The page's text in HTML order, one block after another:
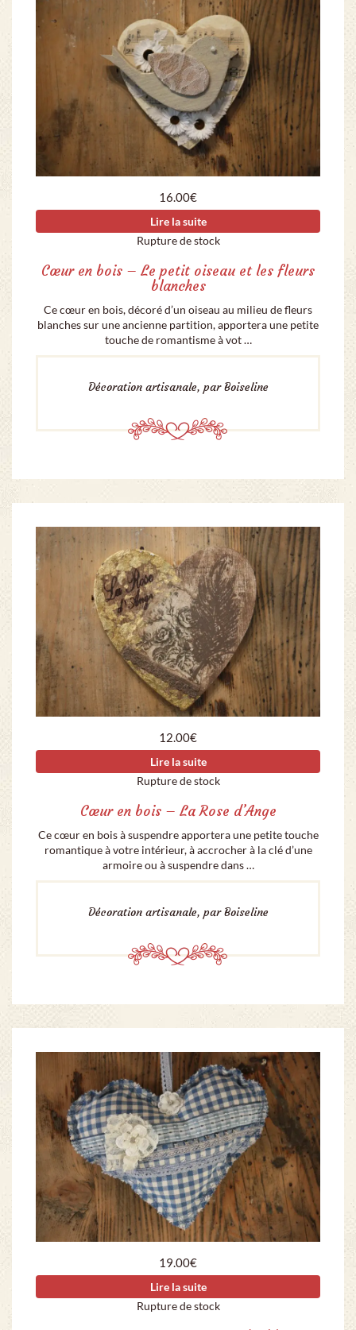
16.00€
Lire la suite
Rupture de stock
Cœur en bois – Le petit oiseau et les fleurs
blanches
Ce cœur en bois, décoré d’un oiseau au milieu de fleurs
blanches sur une ancienne partition, apportera une petite
touche de romantisme à vot …
Décoration artisanale, par Boiseline
12.00€
Lire la suite
Rupture de stock
Cœur en bois – La Rose d’Ange
Ce cœur en bois à suspendre apportera une petite touche
romantique à votre intérieur, à accrocher à la clé d’une
armoire ou à suspendre dans …
Décoration artisanale, par Boiseline
19.00€
Lire la suite
Rupture de stock